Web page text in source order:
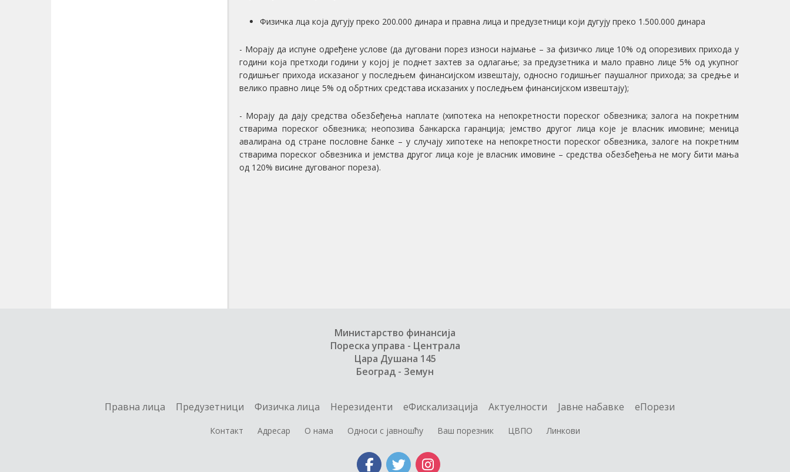
Физичка лца која дугују преко 200.000 динара и правна лица и предузетници који дугују преко 1.500.000 динара
- Морају да испуне одређене услове (да дуговани порез износи најмање – за физичко лице 10% од опорезивих прихода у
години која претходи години у којој је поднет захтев за одлагање; за предузетника и мало правно лице 5% од укупног
годишњег прихода исказаног у последњем финансијском извештају, односно годишњег паушалног прихода; за средње и
велико правно лице 5% од обртних средстава исказаних у последњем финансијском извештају);
- Морају да дају средства обезбеђења наплате (хипотека на непокретности пореског обвезника; залога на покретним
стварима пореског обвезника; неопозива банкарска гаранција; јемство другог лица које је власник имовине; меница
авалирана од стране пословне банке – у случају хипотеке на непокретности пореског обвезника, залоге на покретним
стварима пореског обвезника и јемства другог лица које је власник имовине – средства обезбеђења не могу бити мања
од 120% висине дугованог пореза).
Министарство финансија
Пореска управа - Централа
Цара Душана 145
Београд - Земун
Правна лица Предузетници Физичка лица Нерезиденти еФискализација Актуелности Jавне набавке еПорези
Контакт Адресар О нама Односи с јавношћу Ваш порезник ЦВПО Линкови